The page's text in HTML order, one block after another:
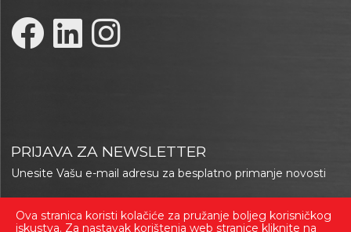
PRIJAVA ZA NEWSLETTER
Unesite Vašu e-mail adresu za besplatno primanje novosti
Prijavi se
Ova stranica koristi kolačiće za pružanje boljeg korisničkog
iskustva. Za nastavak korištenja web stranice kliknite na